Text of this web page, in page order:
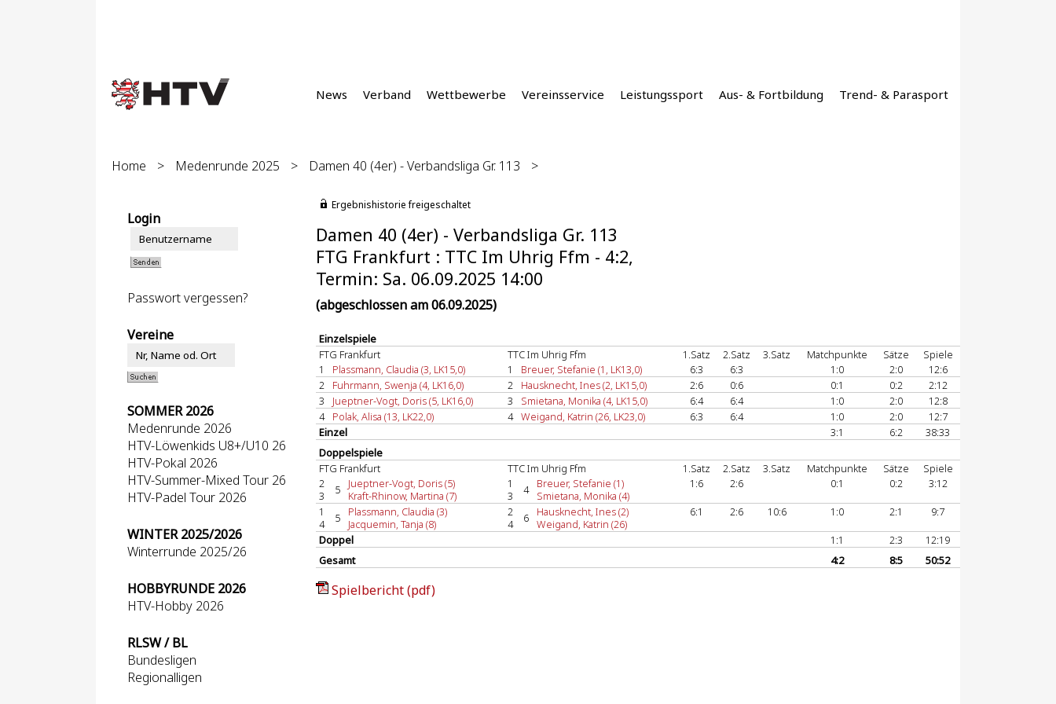
News Verband Wettbewerbe Vereinsservice Leistungssport Aus- & Fortbildung Trend- & Parasport
Home > Medenrunde 2025 > Damen 40 (4er) - Verbandsliga Gr. 113 >
Login
Passwort vergessen?
Vereine
SOMMER 2026
Medenrunde 2026
HTV-Löwenkids U8+/U10 26
HTV-Pokal 2026
HTV-Summer-Mixed Tour 26
HTV-Padel Tour 2026
WINTER 2025/2026
Winterrunde 2025/26
HOBBYRUNDE 2026
HTV-Hobby 2026
RLSW / BL
Bundesligen
Regionalligen
Ergebnishistorie freigeschaltet
Damen 40 (4er) - Verbandsliga Gr. 113
FTG Frankfurt : TTC Im Uhrig Ffm - 4:2,
Termin: Sa. 06.09.2025 14:00
(abgeschlossen am 06.09.2025)
Einzelspiele
FTG Frankfurt
TTC Im Uhrig Ffm 1.Satz 2.Satz 3.Satz Matchpunkte Sätze
Spiele
1
Plassmann, Claudia (3, LK15,0) 1 Breuer, Stefanie (1, LK13,0) 6:3 6:3 1:0 2:0
12:6
2
Fuhrmann, Swenja (4, LK16,0) 2 Hausknecht, Ines (2, LK15,0) 2:6 0:6 0:1 0:2
2:12
3
Jueptner-Vogt, Doris (5, LK16,0) 3 Smietana, Monika (4, LK15,0) 6:4 6:4 1:0 2:0
12:8
4
Polak, Alisa (13, LK22,0) 4 Weigand, Katrin (26, LK23,0) 6:3 6:4 1:0 2:0
12:7
Einzel
3:1 6:2
38:33
Doppelspiele
FTG Frankfurt
TTC Im Uhrig Ffm 1.Satz 2.Satz 3.Satz Matchpunkte Sätze
Spiele
2
3
5
Jueptner-Vogt, Doris (5)
Kraft-Rhinow, Martina (7)
1
3
4
Breuer, Stefanie (1)
Smietana, Monika (4)
1:6 2:6 0:1 0:2
3:12
1
4
5
Plassmann, Claudia (3)
Jacquemin, Tanja (8)
2
4
6
Hausknecht, Ines (2)
Weigand, Katrin (26)
6:1 2:6 10:6 1:0 2:1
9:7
Doppel
1:1 2:3
12:19
Gesamt
4:2 8:5 50:52
Spielbericht (pdf)